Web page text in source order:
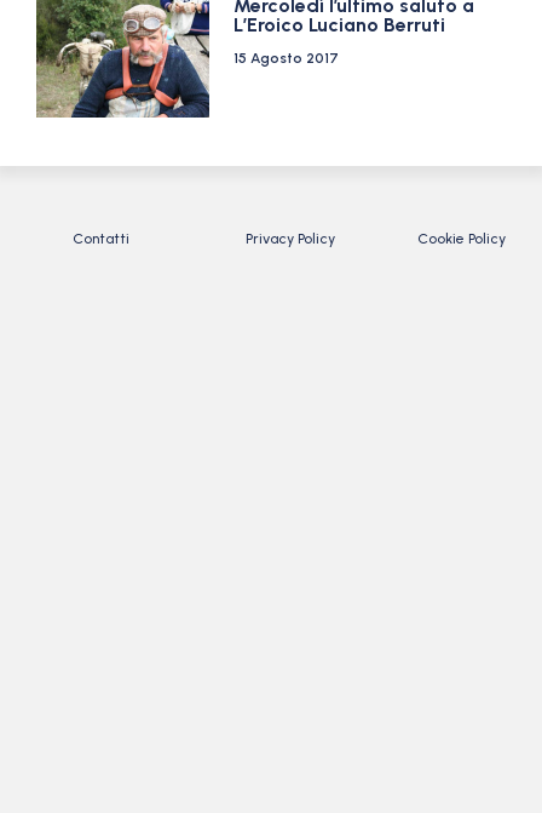
Mercoledì l’ultimo saluto a
L’Eroico Luciano Berruti
15 Agosto 2017
Contatti Privacy Policy Cookie Policy